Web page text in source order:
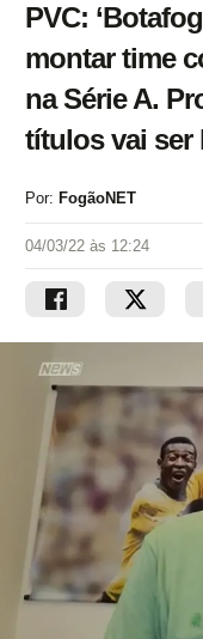
PVC:
montar time
na Série A.
títulos vai ser
Por: FogãoNET
04/03/22 às 12:24